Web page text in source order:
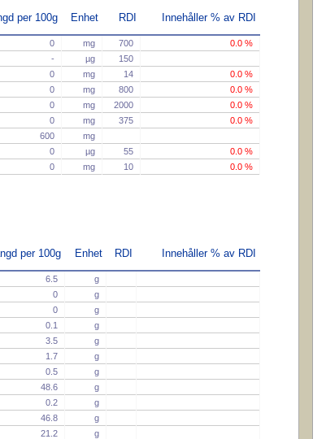
per 100g Enhet RDI Innehåller % av RDI
0 mg 700 0.0 %
- µg 150
0 mg 14 0.0 %
0 mg 800 0.0 %
0 mg 2000 0.0 %
0 mg 375 0.0 %
600 mg
0 µg 55 0.0 %
0 mg 10 0.0 %
per 100g Enhet RDI Innehåller % av RDI
6.5 g
0 g
0 g
0.1 g
3.5 g
1.7 g
0.5 g
48.6 g
0.2 g
46.8 g
21.2 g